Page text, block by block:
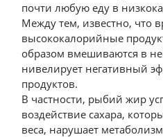
почти любую еду в
Между тем, известно, что
высококалорийные
образом вмешиваются в
нивелирует негативный
продуктов.
В частности, рыбий жир
воздействие сахара,
веса, нарушает